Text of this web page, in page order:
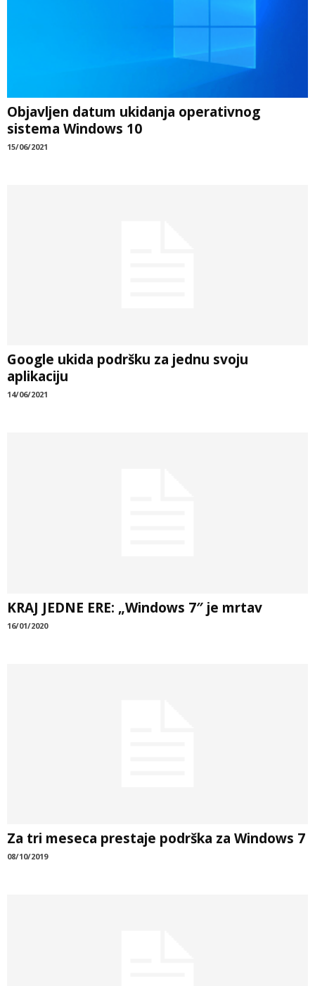
Objavljen datum ukidanja operativnog
sistema Windows 10
15/06/2021
Google ukida podršku za jednu svoju
aplikaciju
14/06/2021
KRAJ JEDNE ERE: „Windows 7″ je mrtav
16/01/2020
Za tri meseca prestaje podrška za Windows 7
08/10/2019